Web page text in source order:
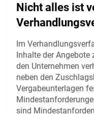
Nicht alles ist
Im
Inhalte der
den Unternehmen
neben den
Vergabeunterlagen
sind